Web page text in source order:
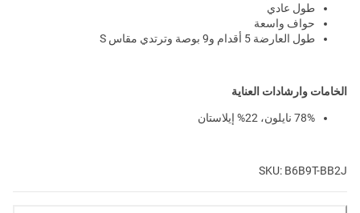
طول عادي
حواف واسعة
طول العارضة 5 أقدام و9 بوصة وترتدي مقاس S
الخامات وارشادات العناية
78% نايلون، 22% إيلاستان
SKU: B6B9T-BB2J